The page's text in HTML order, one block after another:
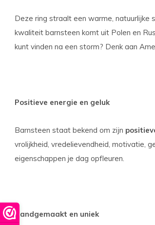
Deze ring straalt een warme, natuurlijke
kwaliteit barnsteen komt uit Polen en
kunt vinden na een storm? Denk aan
Positieve energie en geluk
Barnsteen staat bekend om zijn
vrolijkheid, vredelievendheid, motivatie,
eigenschappen je dag opfleuren.
Handgemaakt en uniek